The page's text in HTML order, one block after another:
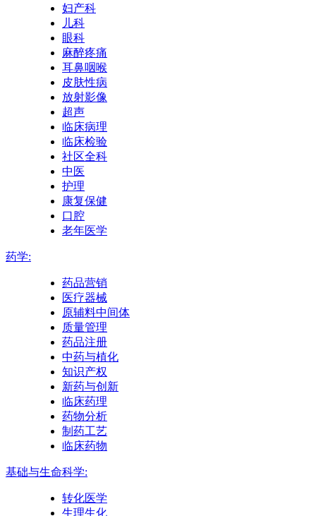
妇产科
儿科
眼科
麻醉疼痛
耳鼻咽喉
皮肤性病
放射影像
超声
临床病理
临床检验
社区全科
中医
护理
康复保健
口腔
老年医学
药学:
药品营销
医疗器械
原辅料中间体
质量管理
药品注册
中药与植化
知识产权
新药与创新
临床药理
药物分析
制药工艺
临床药物
基础与生命科学:
转化医学
生理生化